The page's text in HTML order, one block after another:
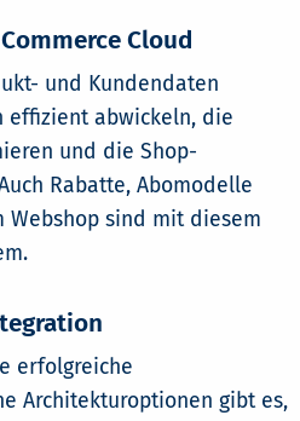
Cloud
und Kundendaten
effizient abwickeln, die
und die Shop-
Rabatte, Abomodelle
Webshop sind mit diesem
erfolgreiche
Architekturoptionen gibt es,